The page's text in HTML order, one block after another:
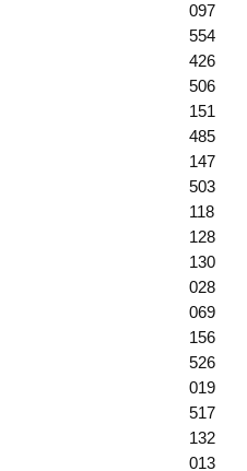
097
554
426
506
151
485
147
503
118
128
130
028
069
156
526
019
517
132
013